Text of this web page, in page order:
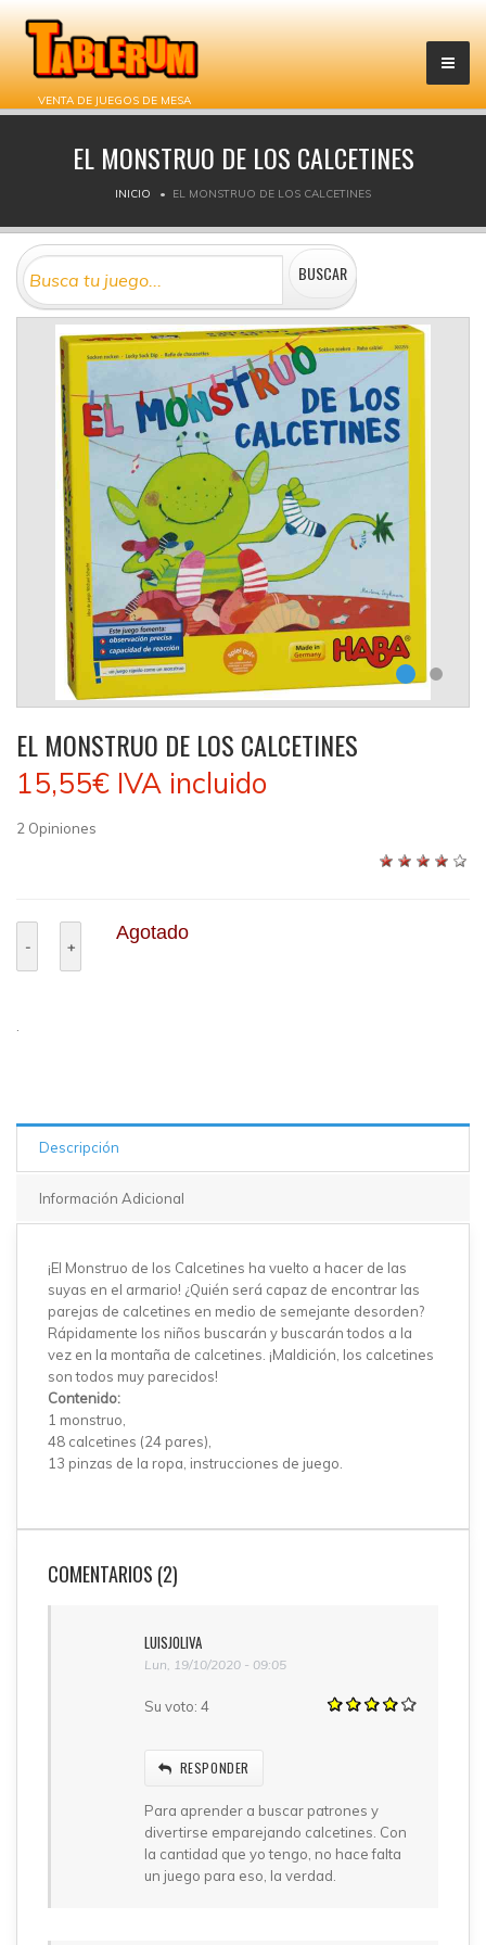
VENTA DE JUEGOS DE MESA
EL MONSTRUO DE LOS CALCETINES
INICIO EL MONSTRUO DE LOS CALCETINES
EL MONSTRUO DE LOS CALCETINES
15,55€ IVA incluido
2 Opiniones
Agotado
Descripción
Información Adicional
¡El Monstruo de los Calcetines ha vuelto a hacer de las
suyas en el armario! ¿Quién será capaz de encontrar las
parejas de calcetines en medio de semejante desorden?
Rápidamente los niños buscarán y buscarán todos a la
vez en la montaña de calcetines. ¡Maldición, los calcetines
son todos muy parecidos!
Contenido:
1 monstruo,
48 calcetines (24 pares),
13 pinzas de la ropa, instrucciones de juego.
COMENTARIOS (2)
LUISJOLIVA
Lun, 19/10/2020 - 09:05
Su voto: 4
RESPONDER
Para aprender a buscar patrones y
divertirse emparejando calcetines. Con
la cantidad que yo tengo, no hace falta
un juego para eso, la verdad.